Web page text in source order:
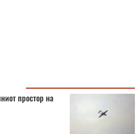
простор на